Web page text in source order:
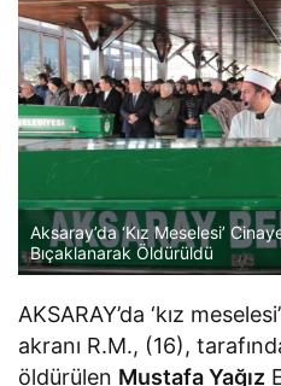
Aksaray’da ‘Kız Meselesi’
Bıçaklanarak Öldürüldü
AKSARAY’da ‘kız
akranı R.M., (16),
öldürülen Mustafa Yağız